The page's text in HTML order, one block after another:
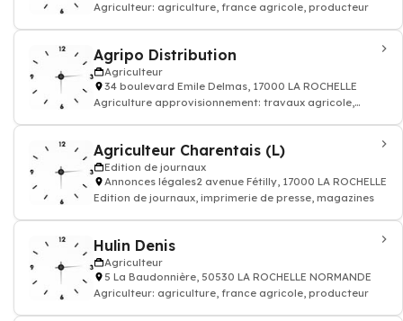
Agriculteur: agriculture, france agricole, producteur
Agripo Distribution
Agriculteur
34 boulevard Emile Delmas, 17000 LA ROCHELLE
Agriculture approvisionnement: travaux agricole,
Agriculteur Charentais (L)
Edition de journaux
Annonces légales2 avenue Fétilly, 17000 LA ROCHELLE
Edition de journaux, imprimerie de presse, magazines
Hulin Denis
Agriculteur
5 La Baudonnière, 50530 LA ROCHELLE NORMANDE
Agriculteur: agriculture, france agricole, producteur